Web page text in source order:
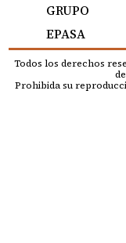
GRUPO
EPASA
Todos los derechos
Prohibida su